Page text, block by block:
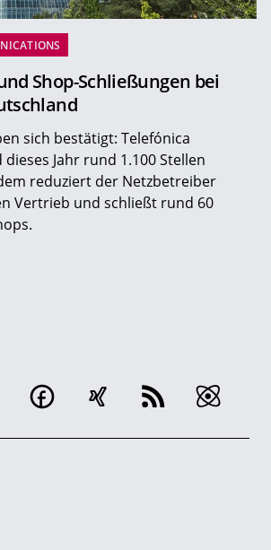
Shop-Schließungen bei
sich bestätigt: Telefónica
Jahr rund 1.100 Stellen
reduziert der Netzbetreiber
Vertrieb und schließt rund 60